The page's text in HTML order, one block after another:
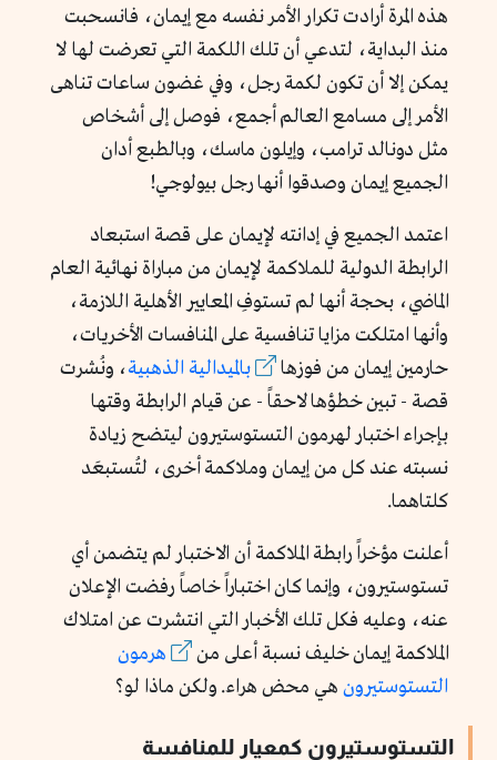
هذه المرة أرادت تكرار الأمر نفسه مع إيمان، فانسحبت
منذ البداية، لتدعي أن تلك اللكمة التي تعرضت لها لا
يمكن إلا أن تكون لكمة رجل، وفي غضون ساعات تناهى
الأمر إلى مسامع العالم أجمع، فوصل إلى أشخاص
مثل دونالد ترامب، وإيلون ماسك، وبالطبع أدان
الجميع إيمان وصدقوا أنها رجل بيولوجي!
اعتمد الجميع في إدانته لإيمان على قصة استبعاد
الرابطة الدولية للملاكمة لإيمان من مباراة نهائية العام
الماضي، بحجة أنها لم تستوفِ المعايير الأهلية اللازمة،
وأنها امتلكت مزايا تنافسية على المنافسات الأخريات،
حارمين إيمان من فوزها
بالميدالية الذهبية، ونُشرت
قصة - تبين خطؤها لاحقاً - عن قيام الرابطة وقتها
بإجراء اختبار لهرمون التستوستيرون ليتضح زيادة
نسبته عند كل من إيمان وملاكمة أخرى، لتُستبعَد
كلتاهما.
أعلنت مؤخراً رابطة الملاكمة أن الاختبار لم يتضمن أي
تستوستيرون، وإنما كان اختباراً خاصاً رفضت الإعلان
عنه، وعليه فكل تلك الأخبار التي انتشرت عن امتلاك
الملاكمة إيمان خليف نسبة أعلى من
هرمون
التستوستيرون هي محض هراء. ولكن ماذا لو؟
التستوستيرون كمعيار للمنافسة